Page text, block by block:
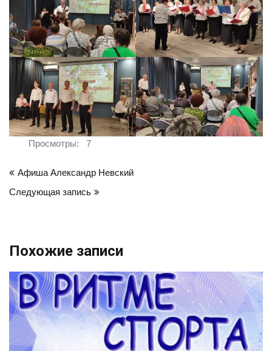
Просмотры: 7
по
Афиша Александр Невский
Следующая запись
Похожие записи